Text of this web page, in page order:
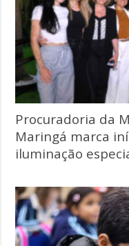
Procuradoria da
Maringá marca
iluminação